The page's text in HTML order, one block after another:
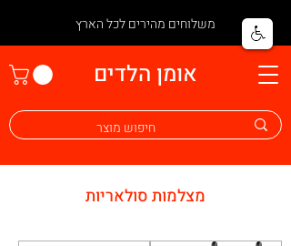
משלוחים מהירים לכל הארץ
אומן הלדים
מצלמות סולאריות